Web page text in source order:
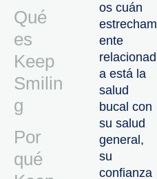
Qué
es
Keep
Smilin
g
Por
qué
os cuán
estrecham
ente
relacionad
a está la
salud
bucal con
su salud
general,
su
confianza